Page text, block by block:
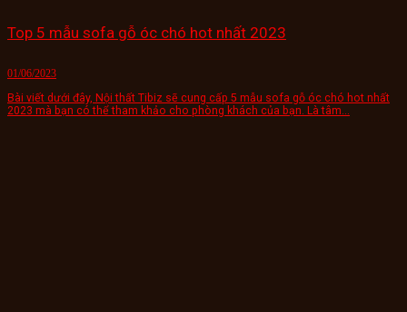
Top 5 mẫu sofa gỗ óc chó hot nhất 2023
01/06/2023
Bài viết dưới đây, Nội thất Tibiz sẽ cung cấp 5 mẫu sofa gỗ óc chó hot nhất
2023 mà bạn có thể tham khảo cho phòng khách của bạn. Là tâm...